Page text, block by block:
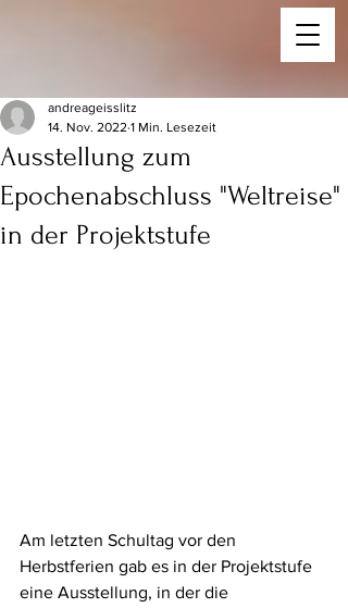
Ausstellung zum
Epochenabschluss "Weltreise"
in der Projektstufe
andreageisslitz
14. Nov. 2022 1 Min. Lesezeit
Am letzten Schultag vor den
Herbstferien gab es in der Projektstufe
eine Ausstellung, in der die